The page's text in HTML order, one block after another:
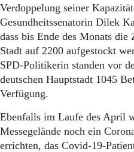
Verdoppelung seiner
Gesundheitssenatorin Dilek
dass bis Ende des Monats
Stadt auf 2200 aufgestockt
SPD-Politikerin standen vor
deutschen Hauptstadt 1045
Verfügung.
Ebenfalls im Laufe des April
Messegelände noch ein
errichten, das Covid-19-